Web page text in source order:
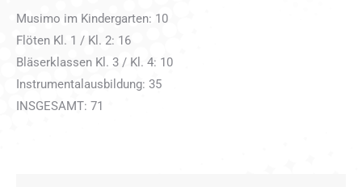
Musimo im Kindergarten: 10
Flöten Kl. 1 / Kl. 2: 16
Bläserklassen Kl. 3 / Kl. 4: 10
Instrumentalausbildung: 35
INSGESAMT: 71